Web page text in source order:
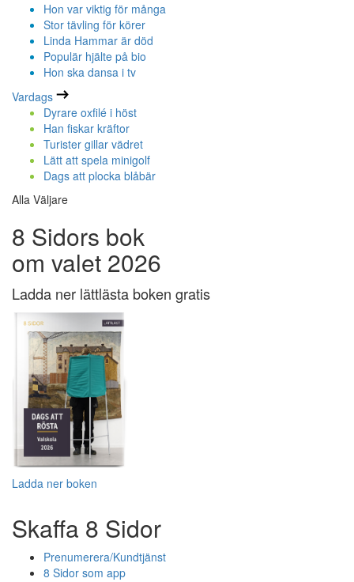
Hon var viktig för många
Stor tävling för körer
Linda Hammar är död
Populär hjälte på bio
Hon ska dansa i tv
Vardags
Dyrare oxfilé i höst
Han fiskar kräftor
Turister gillar vädret
Lätt att spela minigolf
Dags att plocka blåbär
Alla Väljare
8 Sidors bok
om valet 2026
Ladda ner lättlästa boken gratis
Ladda ner boken
Skaffa 8 Sidor
Prenumerera/Kundtjänst
8 Sidor som app